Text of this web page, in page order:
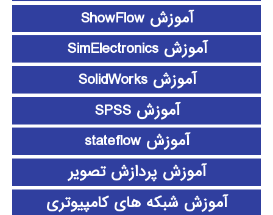
آموزش ShowFlow
آموزش SimElectronics
آموزش SolidWorks
آموزش SPSS
آموزش stateflow
آموزش پردازش تصویر
آموزش شبکه های کامپیوتری